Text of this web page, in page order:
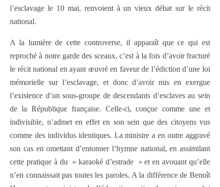
l’esclavage le 10 mai, renvoient à un vieux débat sur le récit
national.
A la lumière de cette controverse, il apparaît que ce qui est
reproché à notre garde des sceaux, c’est à la fois d’avoir fracturé
le récit national en ayant œuvré en faveur de l’édiction d’une loi
mémorielle sur l’esclavage, et donc d’avoir mis en exergue
l’existence d’un sous-groupe de descendants d’esclaves au sein
de la République française. Celle-ci, conçue comme une et
indivisible, n’admet en effet en son sein que des citoyens vus
comme des individus identiques. La ministre a en outre aggravé
son cas en omettant d’entonner l’hymne national, en assimilant
cette pratique à du » karaoké d’estrade » et en avouant qu’elle
n’en connaissait pas toutes les paroles. A la différence de Benoît